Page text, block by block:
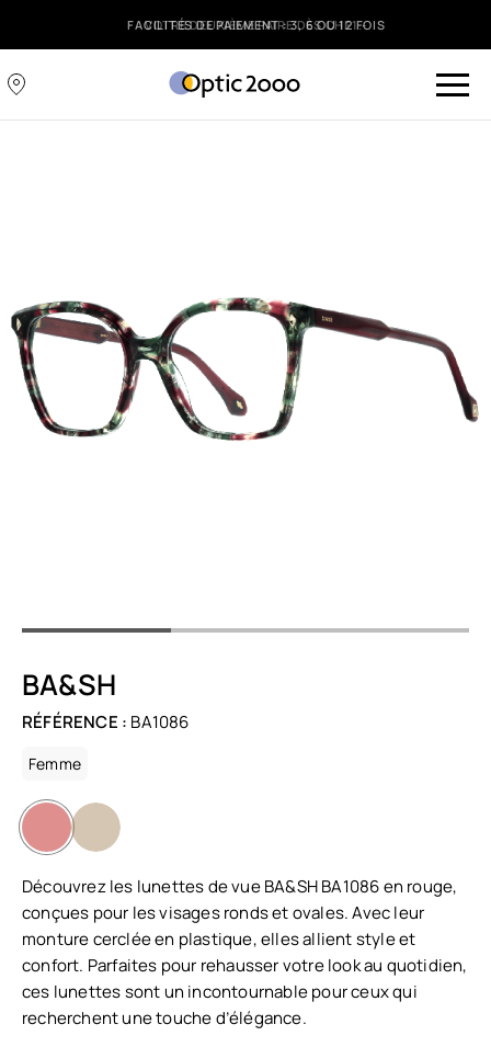
FACILITÉS DE PAIEMENT : 3, 6 OU 12 FOIS
BA&SH
RÉFÉRENCE : BA1086
Femme
Découvrez les lunettes de vue BA&SH BA1086 en rouge,
conçues pour les visages ronds et ovales. Avec leur
monture cerclée en plastique, elles allient style et
confort. Parfaites pour rehausser votre look au quotidien,
ces lunettes sont un incontournable pour ceux qui
recherchent une touche d’élégance.